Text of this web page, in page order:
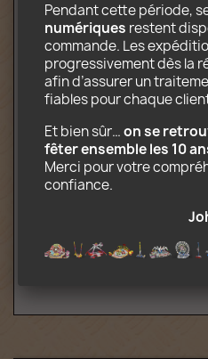
Contenu électronique
incluant :
Instructions de
Décors prêts à
Liste des pièces
construction
Indications
l'attraction sur camion
Attention : Vous
ne sont
Pendant cette période,
numériques restent
commande. Les
progressivement dès la
afin d’assurer un
fiables pour chaque
Et bien sûr… on se
fêter ensemble les 10
Merci pour votre
confiance.